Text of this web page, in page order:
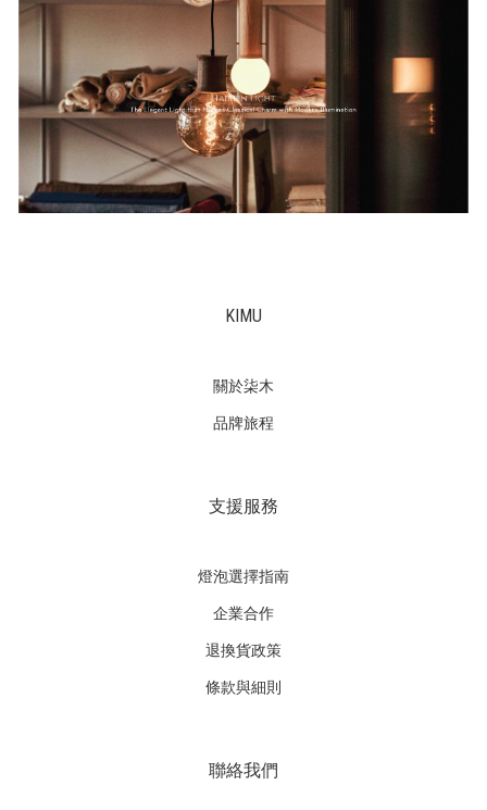
KIMU
關於柒木
品牌旅程
支援服務
燈泡選擇指南
企業合作
退換貨政策
條款與細則
聯絡我們